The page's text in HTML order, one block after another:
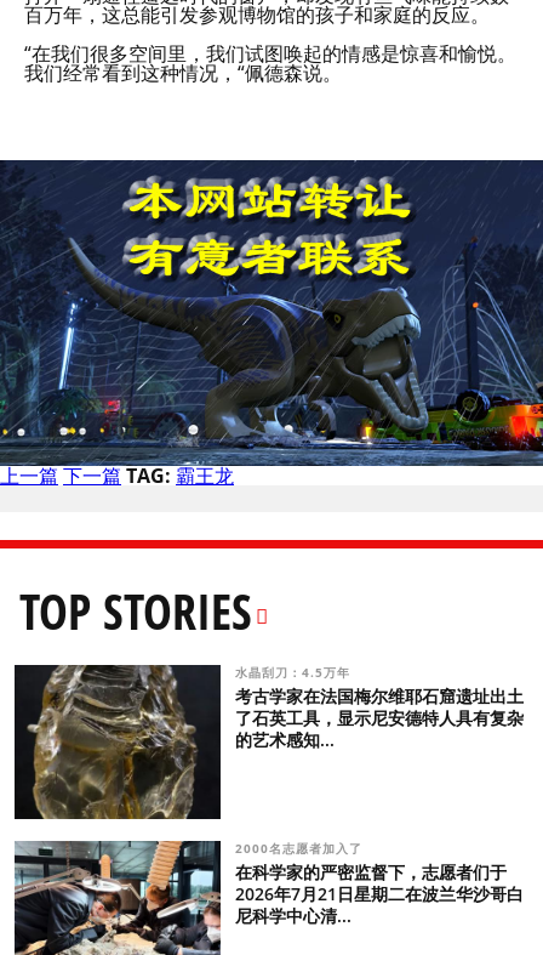
百万年，这总能引发参观博物馆的孩子和家庭的反应。
“在我们很多空间里，我们试图唤起的情感是惊喜和愉悦。
我们经常看到这种情况，“佩德森说。
上一篇 下一篇 TAG: 霸王龙
TOP STORIES
水晶刮刀：4.5万年
考古学家在法国梅尔维耶石窟遗址出土
了石英工具，显示尼安德特人具有复杂
的艺术感知...
2000名志愿者加入了
在科学家的严密监督下，志愿者们于
2026年7月21日星期二在波兰华沙哥白
尼科学中心清...